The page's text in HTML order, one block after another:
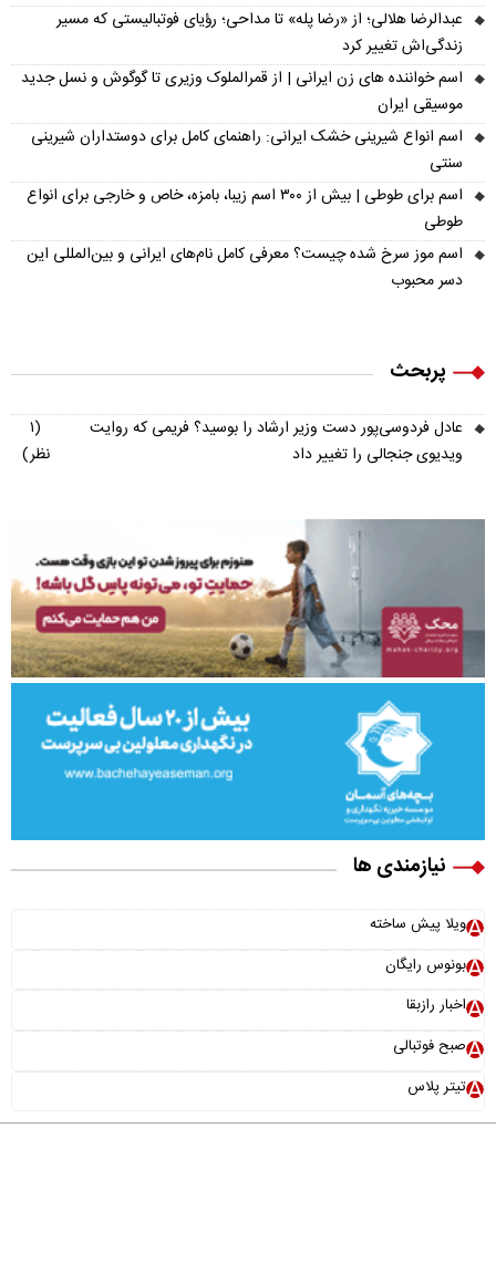
عبدالرضا هلالی؛ از «رضا پله» تا مداحی؛ رؤیای فوتبالیستی که مسیر
زندگی‌اش تغییر کرد
اسم خواننده های زن ایرانی | از قمرالملوک وزیری تا گوگوش و نسل جدید
موسیقی ایران
اسم انواع شیرینی خشک ایرانی: راهنمای کامل برای دوستداران شیرینی
سنتی
اسم برای طوطی | بیش از ۳۰۰ اسم زیبا، بامزه، خاص و خارجی برای انواع
طوطی
اسم موز سرخ شده چیست؟ معرفی کامل نام‌های ایرانی و بین‌المللی این
دسر محبوب
پربحث
عادل فردوسی‌پور دست وزیر ارشاد را بوسید؟ فریمی که روایت
ویدیوی جنجالی را تغییر داد
(۱
نظر)
نیازمندی ها
ویلا پیش ساخته
بونوس رایگان
اخبار رازبقا
صبح فوتبالی
تیتر پلاس